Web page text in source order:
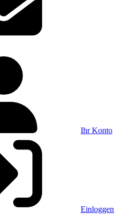
Ihr Konto
Einloggen